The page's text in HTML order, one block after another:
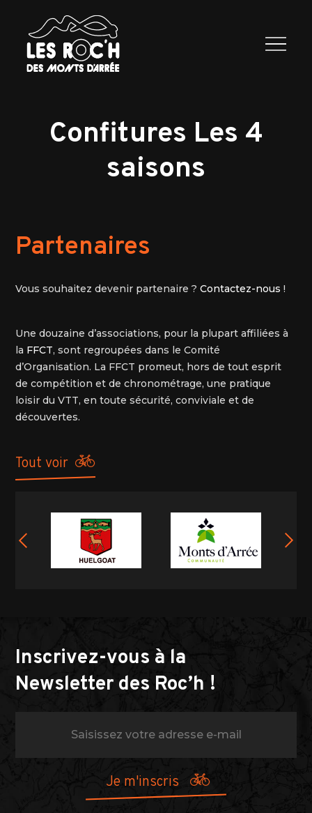
Programme
2026
Exposants
Infos
Contactez
nous
Confitures Les 4
saisons
Partenaires
Vous souhaitez devenir partenaire ?Contactez-nous !
Une douzaine d’associations, pour la plupart affiliées à
la FFCT, sont regroupées dans le Comité
d’Organisation. La FFCT promeut, hors de tout esprit
de compétition et de chronométrage, une pratique
loisir du VTT, en toute sécurité, conviviale et de
découvertes.
tout voir
Inscrivez-vous à la
Newsletter des Roc’h !